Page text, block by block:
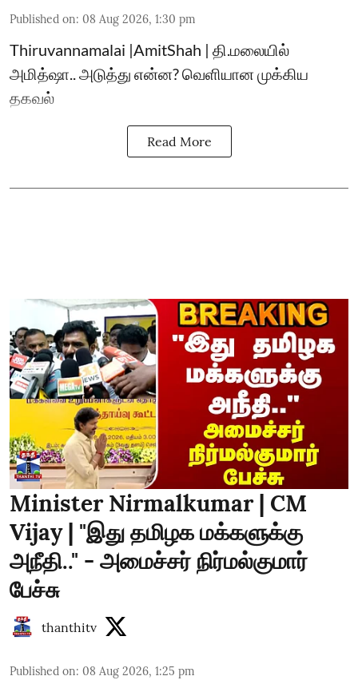
Published on: 08 Aug 2026, 1:30 pm
Thiruvannamalai |AmitShah | தி.மலையில்
அமித்ஷா.. அடுத்து என்ன? வெளியான முக்கிய
தகவல்
Read More
Minister Nirmalkumar | CM
Vijay | "இது தமிழக மக்களுக்கு
அநீதி.." - அமைச்சர் நிர்மல்குமார்
பேச்சு
thanthitv
Published on: 08 Aug 2026, 1:25 pm